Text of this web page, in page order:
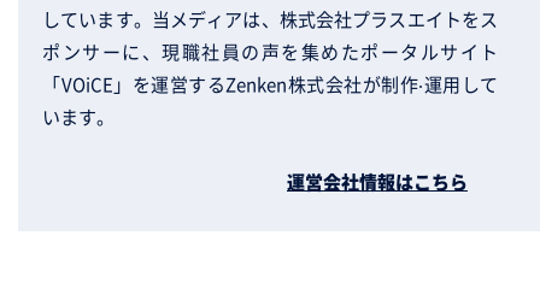
しています。当メディアは、株式会社プラスエイトをス
ポンサーに、現職社員の声を集めたポータルサイト
「VOiCE」を運営するZenken株式会社が制作‧運用して
います。
運営会社情報はこちら